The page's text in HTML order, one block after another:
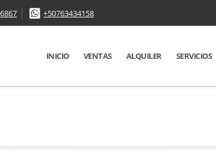
+50763434158
INICIO VENTAS ALQUILER SERVICIOS